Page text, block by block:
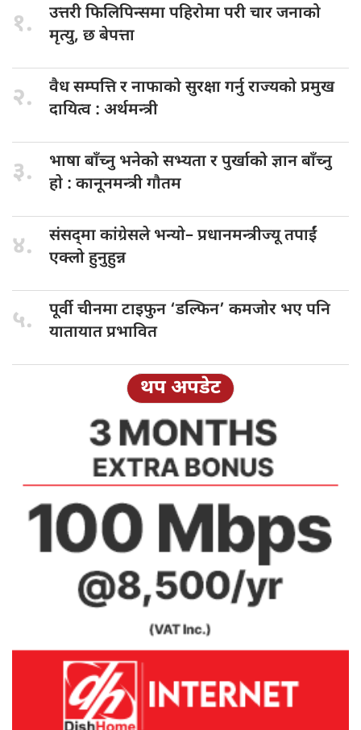
१. उत्तरी फिलिपिन्समापहिरोमा परी चार जनाको
मृत्यु, छ बेपत्ता
२. वैध सम्पत्तिर नाफाको सुरक्षा गर्नु राज्यको प्रमुख
दायित्व : अर्थमन्त्री
३. भाषा बाँच्नुभनेको सभ्यता र पुर्खाको ज्ञान बाँच्नु
हाे : कानूनमन्त्री गाैतम
४. संसद्‌मा कांग्रेसले भन्यो–प्रधानमन्त्रीज्यू तपाईं
एक्लो हुनुहुन्न
५. पूर्वी चीनमाटाइफुन ‘डल्फिन’ कमजोर भए पनि
यातायात प्रभावित
थप अपडेट